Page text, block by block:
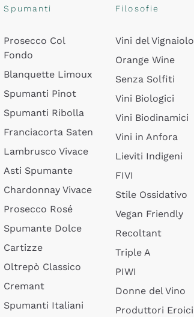
Spumanti
Prosecco Col
Fondo
Blanquette Limoux
Spumanti Pinot
Spumanti Ribolla
Franciacorta Saten
Lambrusco Vivace
Asti Spumante
Chardonnay Vivace
Prosecco Rosé
Spumante Dolce
Cartizze
Oltrepò Classico
Cremant
Spumanti Italiani
Filosofie
Vini del Vignaiolo
Orange Wine
Senza Solfiti
Vini Biologici
Vini Biodinamici
Vini in Anfora
Lieviti Indigeni
FIVI
Stile Ossidativo
Vegan Friendly
Recoltant
Triple A
PIWI
Donne del Vino
Produttori Eroici